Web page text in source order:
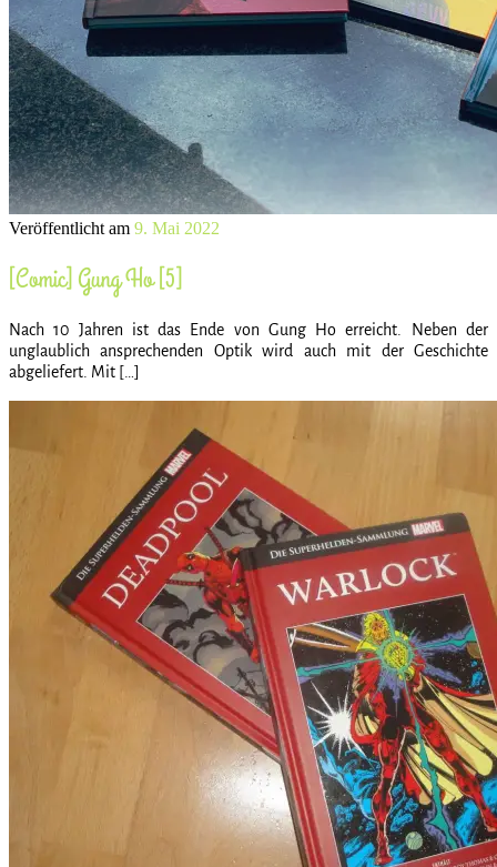
Veröffentlicht am 9. Mai 2022
[Comic] Gung Ho [5]
Nach 10 Jahren ist das Ende von Gung Ho erreicht. Neben der
unglaublich ansprechenden Optik wird auch mit der Geschichte
abgeliefert. Mit […]